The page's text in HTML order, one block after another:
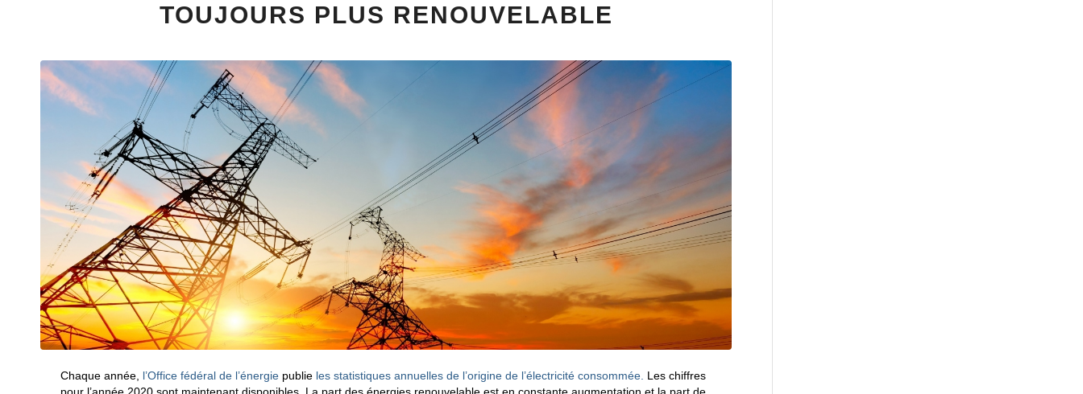
TOUJOURS PLUS RENOUVELABLE
Chaque année, l’Office fédéral de l’énergie publie les statistiques annuelles de l’origine de l’électricité consommée. Les chiffres